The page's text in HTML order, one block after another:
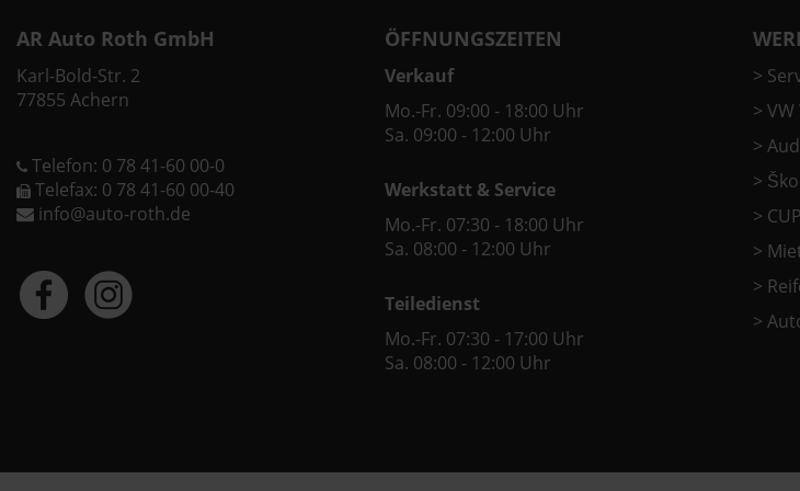
AR Auto Roth GmbH
Karl-Bold-Str. 2
77855 Achern
Telefon: 0 78 41-60 00-0
Telefax: 0 78 41-60 00-40
info@auto-roth.de
ÖFFNUNGSZEITEN
Verkauf
Mo.-Fr. 09:00 - 18:00 Uhr
Sa. 09:00 - 12:00 Uhr
Werkstatt & Service
Mo.-Fr. 07:30 - 18:00 Uhr
Sa. 08:00 - 12:00 Uhr
Teiledienst
Mo.-Fr. 07:30 - 17:00 Uhr
Sa. 08:00 - 12:00 Uhr
>
>
>
>
>
>
>
>